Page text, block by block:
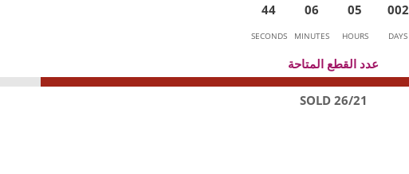
2
0
0
DAYS
5
0
HOURS
6
0
MINUTES
4
4
SECONDS
عدد القطع المتاحة
26/21 SOLD